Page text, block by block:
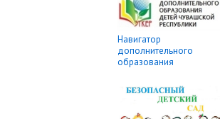
Навигатор
дополнительного
образования